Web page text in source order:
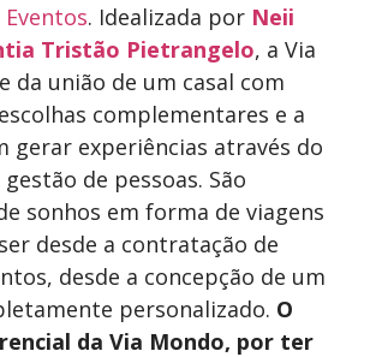
Eventos. Idealizada por Neii
Tristão Pietrangelo, a Via
da união de um casal com
complementares e a
gerar experiências através do
de pessoas. São
sonhos em forma de viagens
desde a contratação de
desde a concepção de um
personalizado. O
da Via Mondo, por ter